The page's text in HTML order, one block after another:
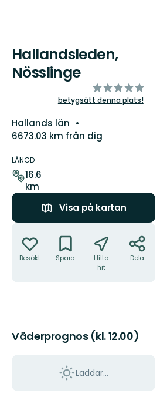
Hallandsleden,
Nösslinge
av
5
betygsätt denna plats!
Län:
Hallands län
6673.03 km från dig
om
leden
LÄNGD
16.6
km
Visa på kartan
Besökt Spara
Hitta
hit
Dela
Väderprognos (kl. 12.00)
Laddar...